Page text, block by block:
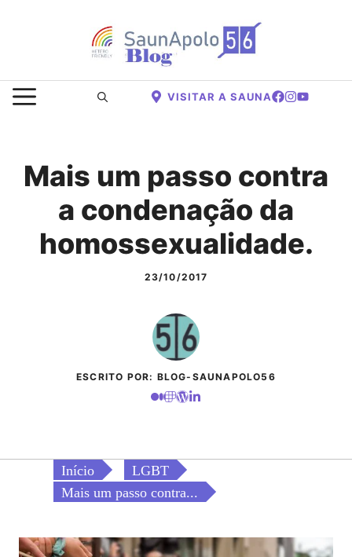
conteúdo
MENU VISITAR A SAUNA
Mais um passo contra
a condenação da
homossexualidade.
23/10/2017
ESCRITO POR: BLOG-SAUNAPOLO56
Início
LGBT
Mais um passo contra...